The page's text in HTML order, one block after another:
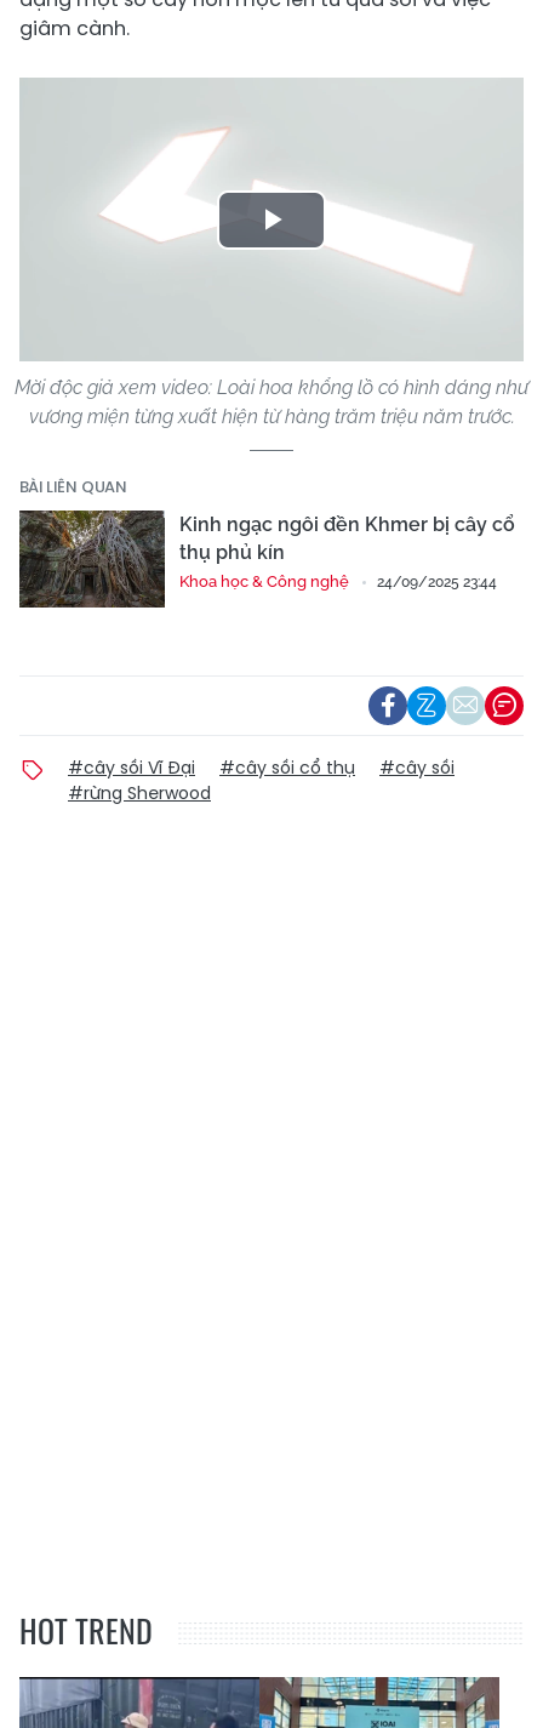
giâm cành.
Play
Mời độc giả xem video: Loài hoa khổng lồ có hình dáng như
vương miện từng xuất hiện từ hàng trăm triệu năm trước.
BÀI LIÊN QUAN
Kinh ngạc ngôi đền Khmer bị cây cổ
thụ phủ kín
Khoa học & Công nghệ 24/09/2025 23:44
#cây sồi Vĩ Đại #cây sồi cổ thụ
#cây sồi
#rừng Sherwood
HOT TREND